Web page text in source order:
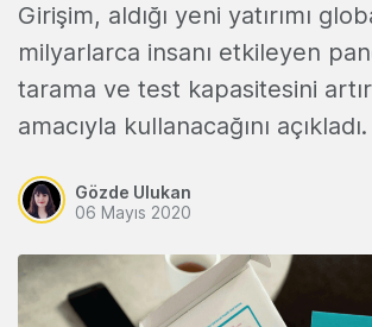
Girişim, aldığı yeni yatırımı
milyarlarca insanı etkileyen
tarama ve test kapasitesini
amacıyla kullanacağını açıkladı.
Gözde Ulukan
06 Mayıs 2020